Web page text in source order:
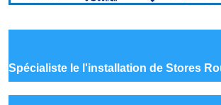
Spécialiste le l'installation de Stores